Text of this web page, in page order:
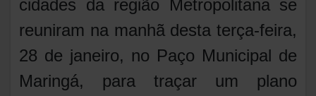
cidades da região Metropolitana se
reuniram na manhã desta terça-feira,
28 de janeiro, no Paço Municipal de
Maringá, para traçar um plano